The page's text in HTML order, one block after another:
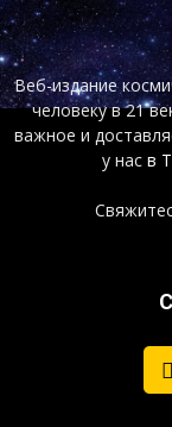
Веб-издание
человеку в 21
важное и
у нас в